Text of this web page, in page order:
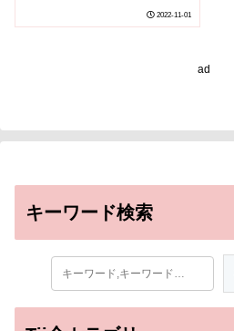
起こすメカニズムを解明
～
2022-11-01
ad
キーワード検索